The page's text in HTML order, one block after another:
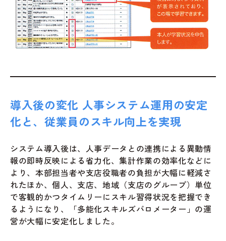
導入後の変化 人事システム運用の安定
化と、従業員のスキル向上を実現
システム導入後は、人事データとの連携による異動情
報の即時反映による省力化、集計作業の効率化などに
より、本部担当者や支店役職者の負担が大幅に軽減さ
れたほか、個人、支店、地域（支店のグループ）単位
で客観的かつタイムリーにスキル習得状況を把握でき
るようになり、「多能化スキルズバロメーター」の運
営が大幅に安定化しました。